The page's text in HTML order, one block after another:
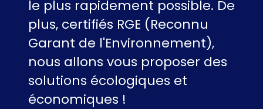
le plus rapidement possible. De
plus, certifiés RGE (Reconnu
Garant de l'Environnement),
nous allons vous proposer des
solutions écologiques et
économiques !